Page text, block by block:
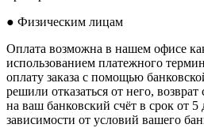
● Физическим лицам
Оплата возможна в нашем офисе
использованием платежного
оплату заказа с помощью
решили отказаться от него, возврат
на ваш банковский счёт в срок от 5
зависимости от условий вашего